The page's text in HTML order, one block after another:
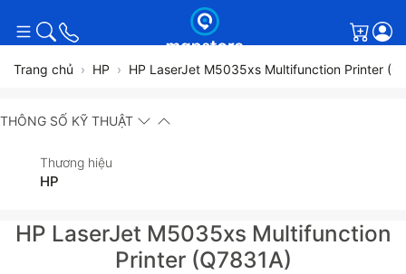
Giỏ
Trang chủ HP HP LaserJet M5035xs Multifunction Printer
THÔNG SỐ KỸ THUẬT
Thương hiệu
HP
HP LaserJet M5035xs Multifunction
Printer (Q7831A)